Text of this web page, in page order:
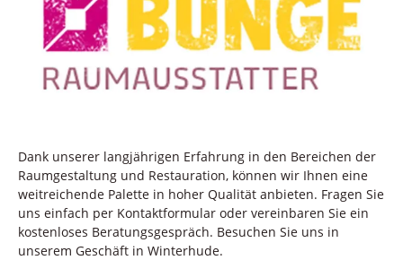
Dank unserer langjährigen Erfahrung in den Bereichen der
Raumgestaltung und Restauration, können wir Ihnen eine
weitreichende Palette in hoher Qualität anbieten. Fragen Sie
uns einfach per Kontaktformular oder vereinbaren Sie ein
kostenloses Beratungsgespräch. Besuchen Sie uns in
unserem Geschäft in Winterhude.